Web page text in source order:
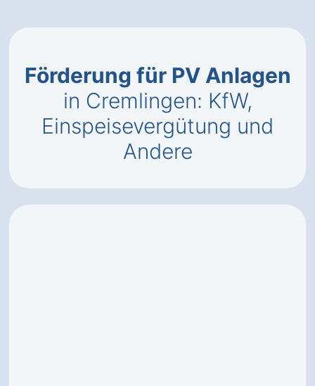
Förderung für PV Anlagen
in Cremlingen: KfW,
Einspeisevergütung und
Andere